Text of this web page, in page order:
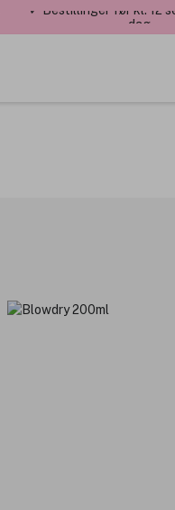
✓ Bestillinger før kl. 12
dag